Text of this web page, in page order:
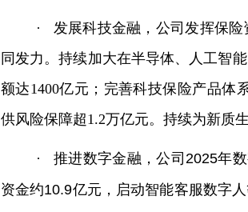
·
发展科技金融，公司发挥保
同发力。持续加大在半导体、人工智
额达1400亿元；完善科技保险产品体
供风险保障超1.2万亿元。持续为新质
·
推进数字金融，公司2025年
资金约10.9亿元，启动智能客服数字